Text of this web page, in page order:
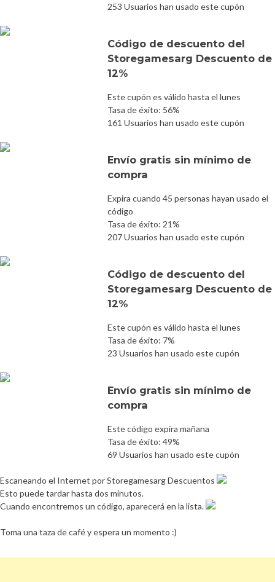
253 Usuarios han usado este cupón
Código de descuento del
Storegamesarg Descuento de
12%
Este cupón es válido hasta el lunes
Tasa de éxito: 56%
161 Usuarios han usado este cupón
Envío gratis sin mínimo de
compra
Expira cuando 45 personas hayan usado el
código
Tasa de éxito: 21%
207 Usuarios han usado este cupón
Código de descuento del
Storegamesarg Descuento de
12%
Este cupón es válido hasta el lunes
Tasa de éxito: 7%
23 Usuarios han usado este cupón
Envío gratis sin mínimo de
compra
Este código expira mañana
Tasa de éxito: 49%
69 Usuarios han usado este cupón
Escaneando el Internet por Storegamesarg Descuentos
Esto puede tardar hasta dos minutos.
Cuando encontremos un código, aparecerá en la lista.
Toma una taza de café y espera un momento :)